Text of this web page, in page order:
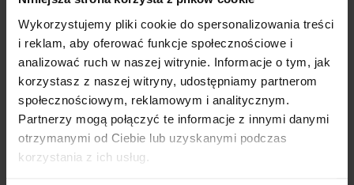
Wykorzystujemy pliki cookie do spersonalizowania treści
i reklam, aby oferować funkcje społecznościowe i
analizować ruch w naszej witrynie. Informacje o tym, jak
korzystasz z naszej witryny, udostępniamy partnerom
społecznościowym, reklamowym i analitycznym.
Partnerzy mogą połączyć te informacje z innymi danymi
otrzymanymi od Ciebie lub uzyskanymi podczas
korzystania z ich usług.
Ilość produktu: Wprowadź żądaną ilość lub użyj przycisków, aby zwiększyć lub
Do koszyka
Numer produktu:MU_PB_B0151_PG2
Opis